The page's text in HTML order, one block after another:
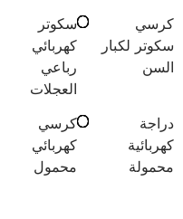
كرسي
سكوتر لكبار
السن
سكوتر
كهربائي
رباعي
العجلات
دراجة
كهربائية
محمولة
كرسي
كهربائي
محمول